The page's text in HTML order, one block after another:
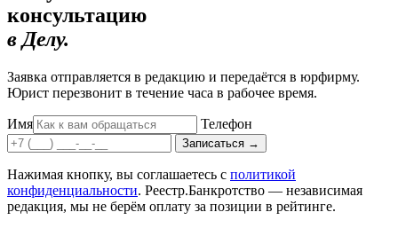
консультацию
в Делу.
Заявка отправляется в редакцию и передаётся в юрфирму.
Юрист перезвонит в течение часа в рабочее время.
Имя Телефон
Записаться →
Нажимая кнопку, вы соглашаетесь с политикой
конфиденциальности. Реестр.Банкротство — независимая
редакция, мы не берём оплату за позиции в рейтинге.